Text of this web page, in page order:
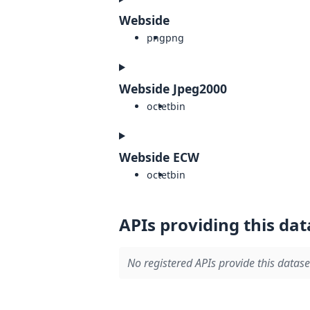
Webside
pngpng
Webside Jpeg2000
octetbin
Webside ECW
octetbin
APIs providing this
No registered APIs provide this